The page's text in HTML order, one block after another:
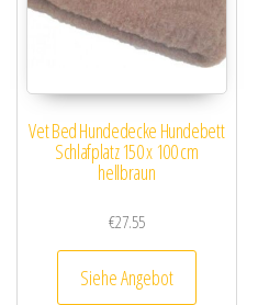
Vet Bed Hundedecke Hundebett
Schlafplatz 150 x 100 cm
hellbraun
€27.55
Siehe Angebot